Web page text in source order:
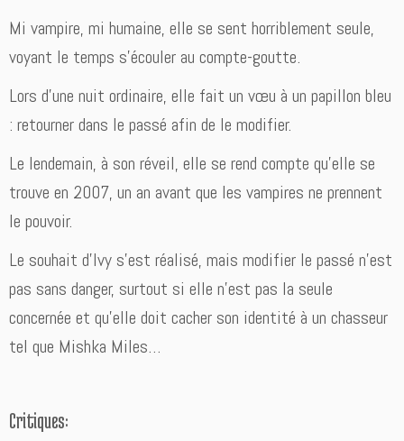
i
l
i
n
Mi vampire, mi humaine, elle se sent horriblement seule,
voyant le temps s’écouler au compte-goutte.
Lors d’une nuit ordinaire, elle fait un vœu à un papillon bleu
: retourner dans le passé afin de le modifier.
Le lendemain, à son réveil, elle se rend compte qu’elle se
trouve en 2007, un an avant que les vampires ne prennent
le pouvoir.
Le souhait d’Ivy s’est réalisé, mais modifier le passé n’est
pas sans danger, surtout si elle n’est pas la seule
concernée et qu’elle doit cacher son identité à un chasseur
tel que Mishka Miles…
Critiques: